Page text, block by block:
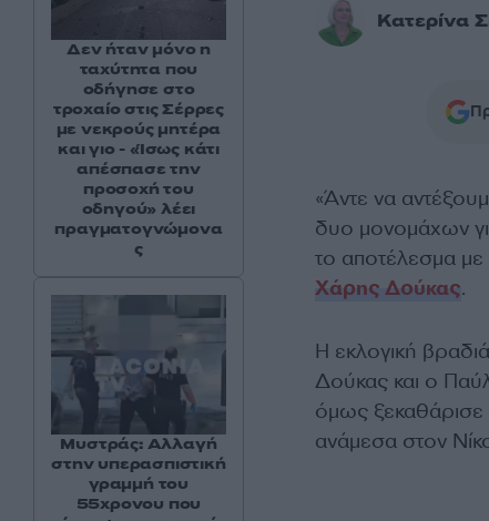
Κατερίνα
«Άντε να
δυο μονομάχων
το αποτέλεσμα με
Χάρης Δούκας.
Η εκλογική
Δούκας και ο
όμως ξεκαθάρισε
ανάμεσα στον
Δεν ήταν μόνο η
ταχύτητα που
οδήγησε στο
τροχαίο στις Σέρρες
με νεκρούς μητέρα
και γιο - «Ίσως κάτι
απέσπασε την
προσοχή του
οδηγού» λέει
πραγματογνώμονα
ς
Μυστράς: Αλλαγή
στην υπερασπιστική
γραμμή του
55χρονου που